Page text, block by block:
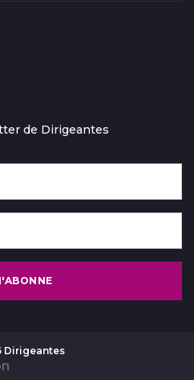
de Dirigeantes
Dirigeantes